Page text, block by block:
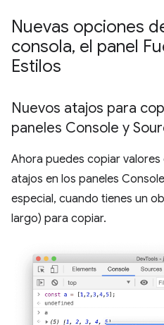
Nuevas opciones
consola, el panel
Estilos
Nuevos atajos para
paneles Console y
Ahora puedes copiar
atajos en los paneles
especial, cuando tienes un
largo) para copiar.